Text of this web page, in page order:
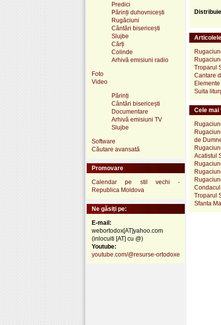
Troparul
Cantare
Suita
Cele mai
de
Acatistul
Troparul
Sfanta
Predici
Părinți duhovnicești
Rugăciuni
Cântări bisericești
Slujbe
Cărți
Colinde
Arhivă emisiuni radio
Foto
Video
Părinți
Cântări bisericești
Documentare
Arhivă emisiuni TV
Slujbe
Software
Căutare avansată
Promovare
Calendar pe stil vechi -
Republica Moldova
Ne găsiți pe:
E-mail:
webortodox[AT]yahoo.com
(inlocuiti [AT] cu @)
Youtube:
youtube.com/@resurse-ortodoxe